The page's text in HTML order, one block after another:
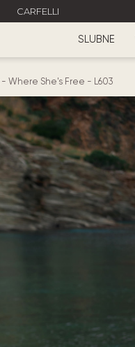
CARFELLI
SLUBNE
- Where She's Free - L603